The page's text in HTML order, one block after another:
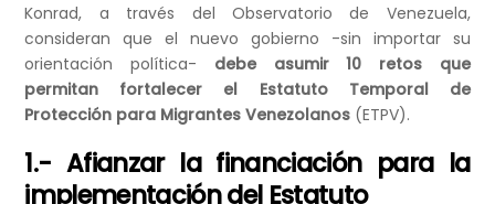
Konrad, a través del Observatorio de Venezuela,
consideran que el nuevo gobierno -sin importar su
orientación política- debe asumir 10 retos que
permitan fortalecer el Estatuto Temporal de
Protección para Migrantes Venezolanos (ETPV).
1.- Afianzar la financiación para la
implementación del Estatuto